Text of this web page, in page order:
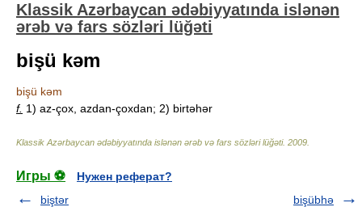
Klassik Azərbaycan ədəbiyyatında islənən
ərəb və fars sözləri lüğəti
bişü kəm
bişü kəm
f. 1) az-çox, azdan-çoxdan; 2) birtəhər
Klassik Azərbaycan ədəbiyyatında islənən ərəb və fars sözləri lüğəti. 2009
Игры ⚽
Нужен реферат?
biştər
bişübhə